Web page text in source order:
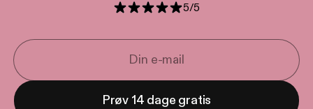
5/5
Prøv 14 dage gratis